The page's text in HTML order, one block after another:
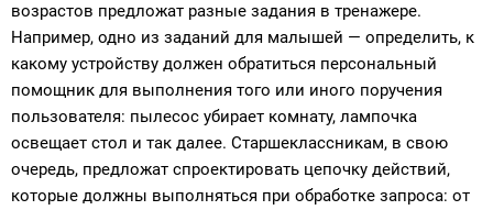
возрастов предложат разные задания в тренажере.
Например, одно из заданий для малышей — определить, к
какому устройству должен обратиться персональный
помощник для выполнения того или иного поручения
пользователя: пылесос убирает комнату, лампочка
освещает стол и так далее. Старшеклассникам, в свою
очередь, предложат спроектировать цепочку действий,
которые должны выполняться при обработке запроса: от